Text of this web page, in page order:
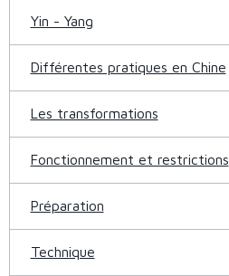
Yin - Yang
Différentes pratiques en Chine
Les transformations
Fonctionnement et restrictions
Préparation
Technique